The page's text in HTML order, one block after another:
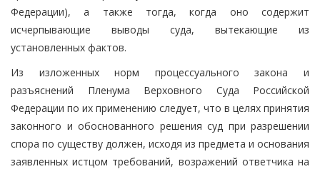
Федерации), а также тогда, когда оно содержит
исчерпывающие выводы суда, вытекающие из
установленных фактов.
Из изложенных норм процессуального закона и
разъяснений Пленума Верховного Суда Российской
Федерации по их применению следует, что в целях принятия
законного и обоснованного решения суд при разрешении
спора по существу должен, исходя из предмета и основания
заявленных истцом требований, возражений ответчика на